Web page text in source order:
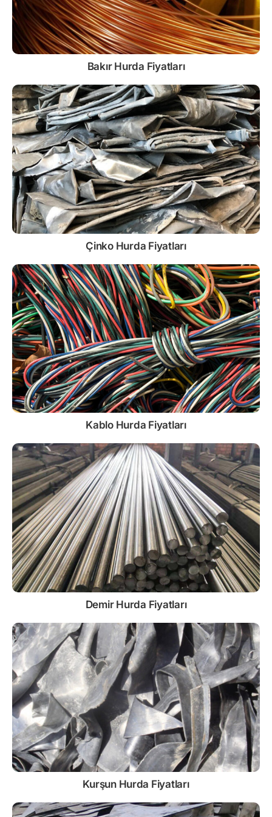
Bakır Hurda Fiyatları
Çinko Hurda Fiyatları
Kablo Hurda Fiyatları
Demir Hurda Fiyatları
Kurşun Hurda Fiyatları